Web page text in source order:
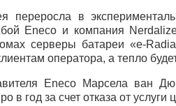
переросла в
Eneco и компания
серверы батареи «e-
оператора, а тепло
Eneco Марсела ван
в год за счет отказа от услуги